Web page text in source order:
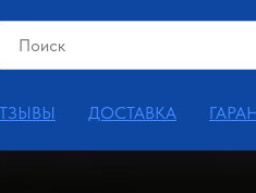
ДОСТАВКА